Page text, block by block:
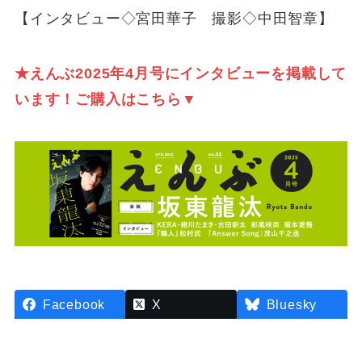
【インタビュー◇宮田華子 撮影◇中田智章】
★えんぶ2025年4月号にインタビュー を掲載して
います！ご購入はこちら▼
Facebook X Bluesky